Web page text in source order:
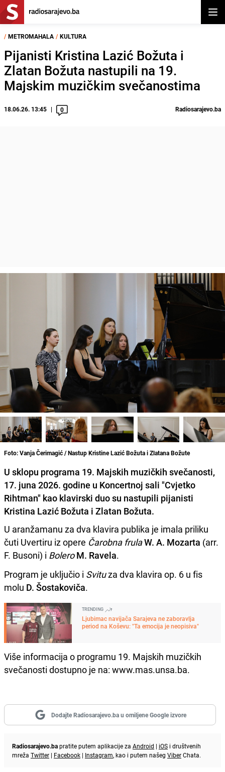
/ METROMAHALA / KULTURA
Pijanisti Kristina Lazić Božuta i
Zlatan Božuta nastupili na 19.
Majskim muzičkim svečanostima
18.06.26. 13:45 0 Radiosarajevo.ba
Foto: Vanja Čerimagić / Nastup Kristine Lazić Božuta i Zlatana Božute
U sklopu programa 19. Majskih muzičkih svečanosti,
17. juna 2026. godine u Koncertnoj sali "Cvjetko
Rihtman" kao klavirski duo su nastupili pijanisti
Kristina Lazić Božuta i Zlatan Božuta.
U aranžamanu za dva klavira publika je imala priliku
čuti Uvertiru iz opere Čarobna frulaW. A. Mozarta (arr.
F. Busoni) i Bolero M. Ravela.
Program je uključio i Svituza dva klavira op. 6 u fis
molu D. Šostakoviča.
TRENDING
Ljubimac navijača Sarajeva ne zaboravlja
period na Koševu: "Ta emocija je neopisiva"
Više informacija o programu 19. Majskih muzičkih
svečanosti dostupno je na: www.mas.unsa.ba.
Dodajte Radiosarajevo.ba u omiljene Google izvore
Radiosarajevo.bapratite putem aplikacije za Android | iOS i društvenih
mreža Twitter | Facebook | Instagram, kao i putem našeg ViberChata.